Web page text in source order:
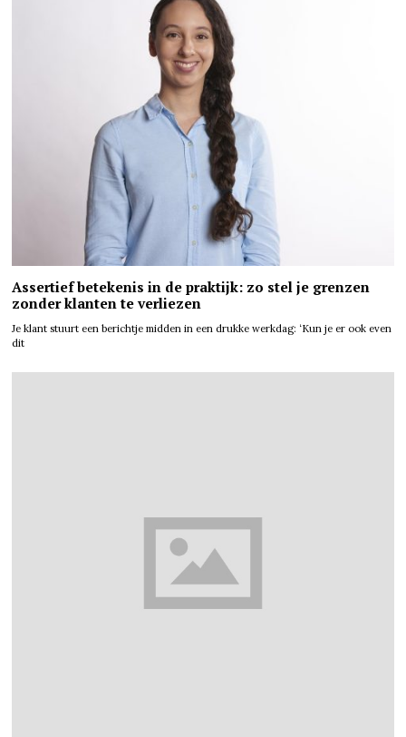
Assertief betekenis in de praktijk: zo stel je grenzen
zonder klanten te verliezen
Je klant stuurt een berichtje midden in een drukke werkdag: ‘Kun je er ook even
dit